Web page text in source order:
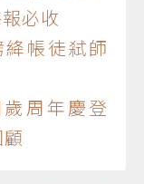
必收
帳徒弒師
周年慶登